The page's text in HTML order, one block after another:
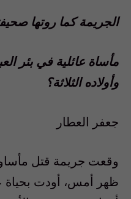
الجريمة كما روتها
مأساة عائلية في بئر
وأولاده الثلاثة؟
جعفر العطار
وقعت جريمة قتل
ظهر أمس، أودت بحياة